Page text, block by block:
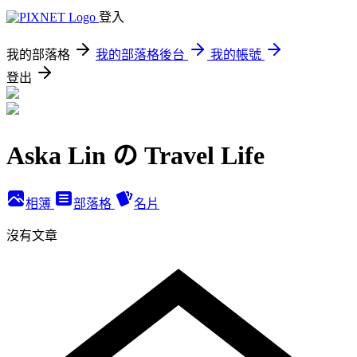
登入
我的部落格 我的部落格後台
我的帳號
登出
Aska Lin の Travel Life
相簿 部落格 名片
沒有文章